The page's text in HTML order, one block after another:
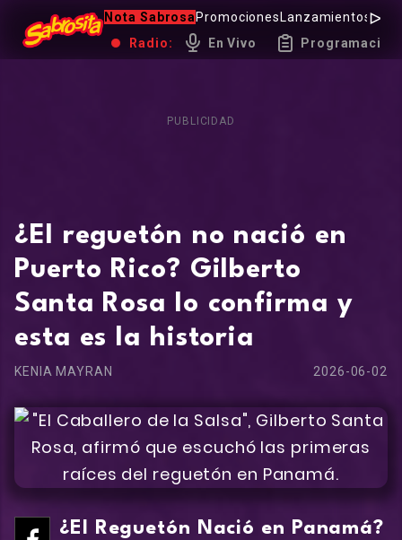
Nota Sabrosa Promociones LanzamientosHot
Radio:
En Vivo Programación
PUBLICIDAD
¿El reguetón no nació en
Puerto Rico? Gilberto
Santa Rosa lo confirma y
esta es la historia
KENIA MAYRAN 2026-06-02
¿El Reguetón Nació en Panamá?